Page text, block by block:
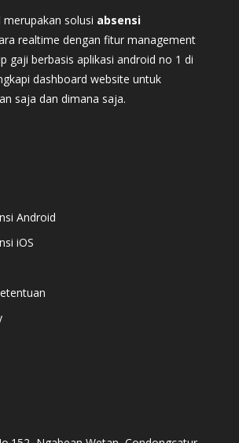
solusi absensi
realtime dengan fitur management
gaji berbasis aplikasi android no 1 di
dashboard website untuk
saja dan dimana saja.
Android
iOS